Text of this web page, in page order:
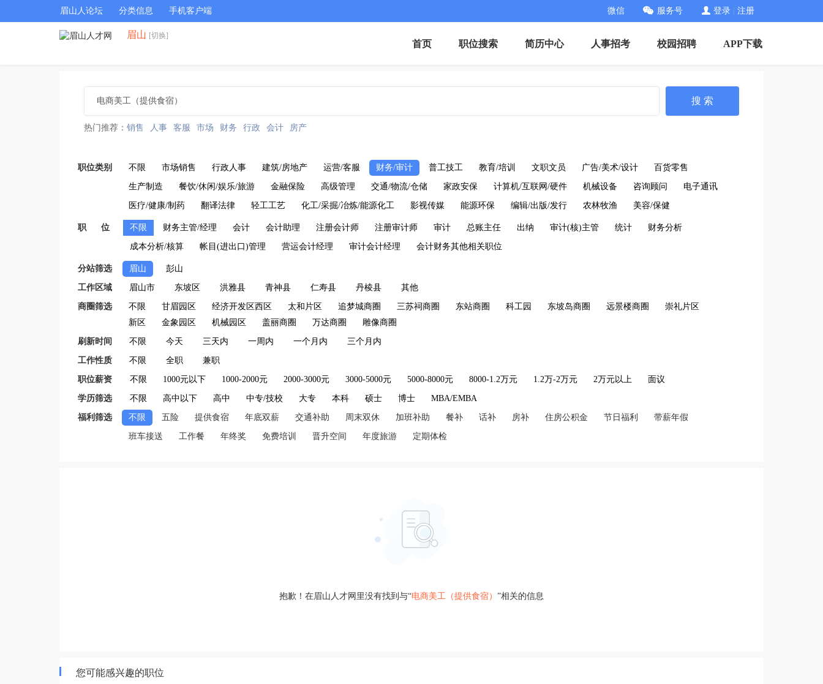
眉山人论坛 分类信息 手机客户端 微信 服务号 登录 注册
眉山 [切换]
首页 职位搜索 简历中心 人事招考 校园招聘 APP下载
搜 索
热门推荐： 销售 人事 客服 市场 财务 行政 会计 房产
职位类别 不限 市场销售 行政人事 建筑/房地产 运营/客服 财务/审计 普工技工 教育/培训 文职文员 广告/美术/设计 百货零售
生产制造 餐饮/休闲/娱乐/旅游 金融保险 高级管理 交通/物流/仓储 家政安保 计算机/互联网/硬件 机械设备 咨询顾问 电子通讯
医疗/健康/制药 翻译法律 轻工工艺 化工/采掘/冶炼/能源化工 影视传媒 能源环保 编辑/出版/发行 农林牧渔 美容/保健
职 位 不限 财务主管/经理 会计 会计助理 注册会计师 注册审计师 审计 总账主任 出纳 审计(核)主管 统计 财务分析
成本分析/核算 帐目(进出口)管理 营运会计经理 审计会计经理 会计财务其他相关职位
分站筛选 眉山 彭山
工作区域 眉山市 东坡区 洪雅县 青神县 仁寿县 丹棱县 其他
商圈筛选 不限 甘眉园区 经济开发区西区 太和片区 追梦城商圈 三苏祠商圈 东站商圈 科工园 东坡岛商圈 远景楼商圈
崇礼片区
新区
金象园区 机械园区 盖丽商圈 万达商圈 雕像商圈
刷新时间 不限 今天 三天内 一周内 一个月内 三个月内
工作性质 不限 全职 兼职
职位薪资 不限 1000元以下 1000-2000元 2000-3000元 3000-5000元 5000-8000元 8000-1.2万元 1.2万-2万元 2万元以上 面议
学历筛选 不限 高中以下 高中 中专/技校 大专 本科 硕士 博士 MBA/EMBA
福利筛选 不限 五险 提供食宿 年底双薪 交通补助 周末双休 加班补助 餐补 话补 房补 住房公积金 节日福利 带薪年假
班车接送 工作餐 年终奖 免费培训 晋升空间 年度旅游 定期体检
抱歉！在眉山人才网里没有找到与“电商美工（提供食宿） ”相关的信息
您可能感兴趣的职位